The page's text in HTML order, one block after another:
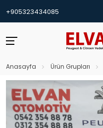
+905323434085
Anasayfa Ürün Grupları